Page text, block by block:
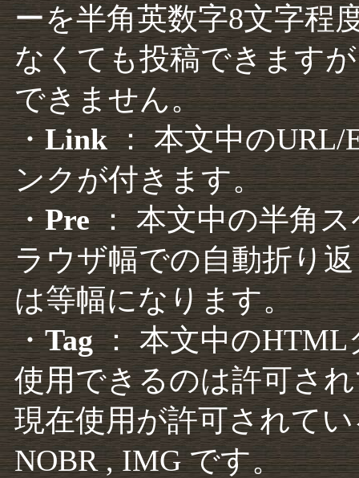
ーを半角英数字8文字程
なくても投稿できます
できません。
・Link： 本文中のURL/
ンクが付きます。
・Pre： 本文中の半角
ラウザ幅での自動折り
は等幅になります。
・Tag： 本文中のHTML
使用できるのは許可さ
現在使用が許可されて
NOBR , IMG です。